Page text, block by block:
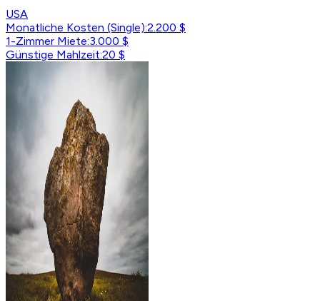
USA
Monatliche Kosten (Single):2.200 $
1-Zimmer Miete:3.000 $
Günstige Mahlzeit:20 $